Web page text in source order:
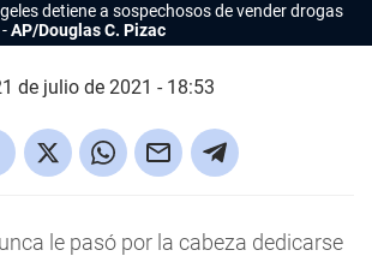
detiene a sospechosos de vender drogas
AP/Douglas C. Pizac
de julio de 2021 - 18:53
le pasó por la cabeza dedicarse